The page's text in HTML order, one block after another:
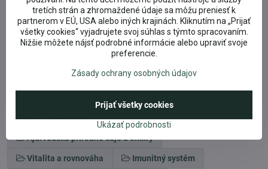
Upozornenie: Výživový doplnok s bylinami. Ukladajte mimo dosahu
detí. Uchovávajte na suchom mieste do 25 ° C. Neprekračujte
doporučené dávkovanie. Nepoužívajte ako náhradu pestrej stravy.
Nie je určené pre deti, tehotné a dojčiace ženy.
India
Viac z kategórie
Ajurvédske prírodné čaje a elixíry
Vitalita a rovnováha Imunitný systém
tretích strán a zhromaždené údaje sa môžu preniesť k
partnerom v EÚ, USA alebo iných krajinách. Kliknutím na „Prijať
všetky cookies“ vyjadrujete svoj súhlas s týmto spracovaním.
Nižšie môžete nájsť podrobné informácie alebo upraviť svoje
preferencie.
Zásady ochrany osobných údajov
Ukázať podrobnosti
Prijať všetky cookies